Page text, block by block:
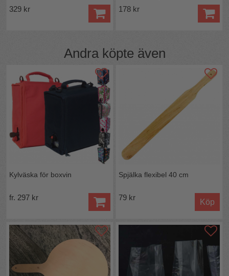
329 kr 178 kr
Andra köpte även
Kylväska för boxvin
fr. 297 kr
Spjälka flexibel 40 cm
79 kr
Köp